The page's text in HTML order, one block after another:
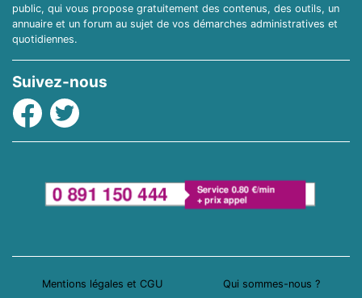
public, qui vous propose gratuitement des contenus, des outils, un
annuaire et un forum au sujet de vos démarches administratives et
quotidiennes.
Suivez-nous
Facebook
Twitter
Mentions légales et CGU Qui sommes-nous ?